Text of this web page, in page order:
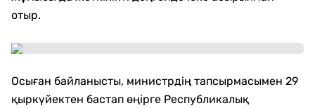
отыр.
Осыған байланысты, министрдің тапсырмасымен 29
қыркүйектен бастап өңірге Республикалық